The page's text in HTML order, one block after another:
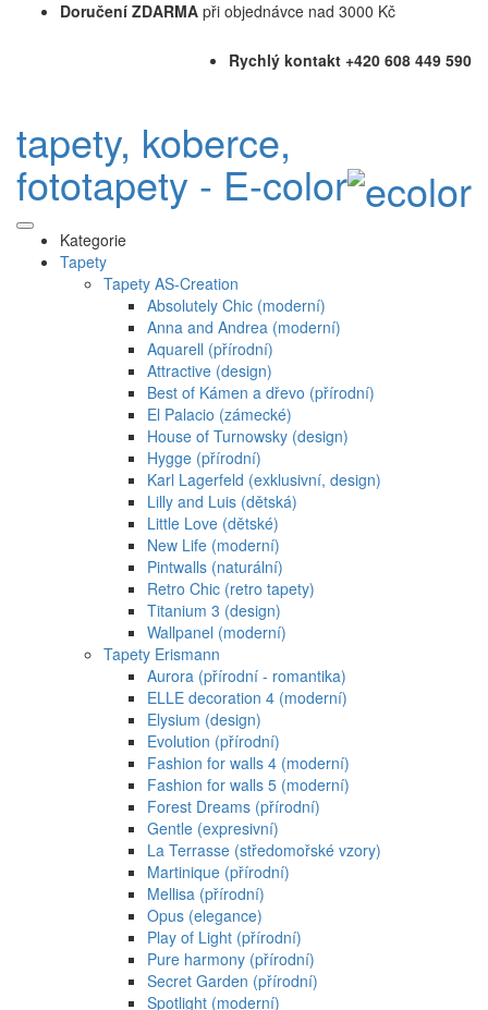
Doručení ZDARMA při objednávce nad 3000 Kč
Rychlý kontakt +420 608 449 590
tapety, koberce,
fototapety - E-color
Kategorie
Tapety
Tapety AS-Creation
Absolutely Chic (moderní)
Anna and Andrea (moderní)
Aquarell (přírodní)
Attractive (design)
Best of Kámen a dřevo (přírodní)
El Palacio (zámecké)
House of Turnowsky (design)
Hygge (přírodní)
Karl Lagerfeld (exklusivní, design)
Lilly and Luis (dětská)
Little Love (dětské)
New Life (moderní)
Pintwalls (naturální)
Retro Chic (retro tapety)
Titanium 3 (design)
Wallpanel (moderní)
Tapety Erismann
Aurora (přírodní - romantika)
ELLE decoration 4 (moderní)
Elysium (design)
Evolution (přírodní)
Fashion for walls 4 (moderní)
Fashion for walls 5 (moderní)
Forest Dreams (přírodní)
Gentle (expresivní)
La Terrasse (středomořské vzory)
Martinique (přírodní)
Mellisa (přírodní)
Opus (elegance)
Play of Light (přírodní)
Pure harmony (přírodní)
Secret Garden (přírodní)
Spotlight (moderní)